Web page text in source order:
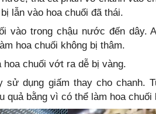
lẫn vào hoa chuối đã thái.
vào trong chậu nước đến dây.
hoa chuối không bị thâm.
chuối vớt ra dễ bị vàng.
sử dụng giấm thay cho chanh.
quả bằng vì có thể làm hoa chuối